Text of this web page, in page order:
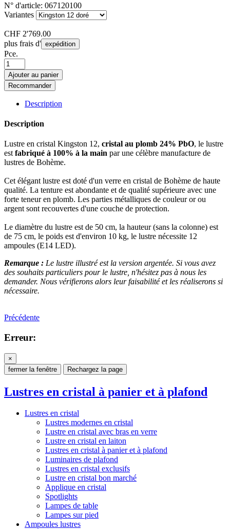
N° d'article: 067120100
Variantes
CHF 2'769.00
plus frais d' expédition
Pce.
Ajouter au panier
Recommander
Description
Description
Lustre en cristal Kingston 12, cristal au plomb 24% PbO, le lustre
est fabriqué à 100% à la main par une célèbre manufacture de
lustres de Bohème.
Cet élégant lustre est doté d'un verre en cristal de Bohème de haute
qualité. La tenture est abondante et de qualité supérieure avec une
forte teneur en plomb. Les parties métalliques de couleur or ou
argent sont recouvertes d'une couche de protection.
Le diamètre du lustre est de 50 cm, la hauteur (sans la colonne) est
de 75 cm, le poids est d'environ 10 kg, le lustre nécessite 12
ampoules (E14 LED).
Remarque : Le lustre illustré est la version argentée. Si vous avez
des souhaits particuliers pour le lustre, n'hésitez pas à nous les
demander. Nous vérifierons alors leur faisabilité et les réaliserons si
nécessaire.
Précédente
Erreur:
×
fermer la fenêtre
Rechargez la page
Lustres en cristal à panier et à plafond
Lustres en cristal
Lustres modernes en cristal
Lustre en cristal avec bras en verre
Lustre en cristal en laiton
Lustres en cristal à panier et à plafond
Luminaires de plafond
Lustres en cristal exclusifs
Lustre en cristal bon marché
Applique en cristal
Spotlights
Lampes de table
Lampes sur pied
Ampoules lustres